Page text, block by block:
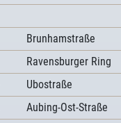
Brunhamstraße
Ravensburger Ring
Ubostraße
Aubing-Ost-Straße